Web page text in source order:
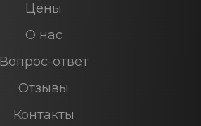
Цены
О нас
Вопрос-ответ
Отзывы
Контакты